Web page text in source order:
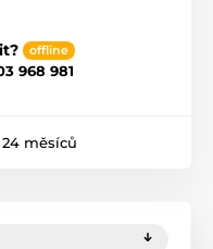
offline
968 981
24 měsíců